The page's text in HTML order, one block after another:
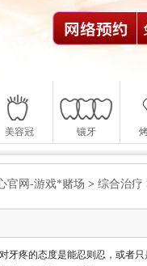
美容冠 镶牙
官网-游戏*赌场 > 综合治疗
牙疼的态度是能忍则忍，或者